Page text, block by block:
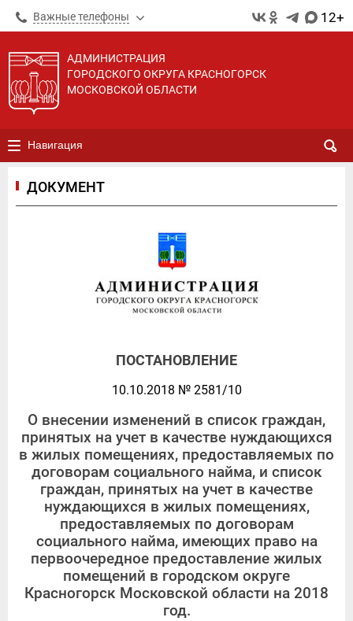
Важные телефоны 12+
АДМИНИСТРАЦИЯ
ГОРОДСКОГО ОКРУГА КРАСНОГОРСК
МОСКОВСКОЙ ОБЛАСТИ
Навигация
ДОКУМЕНТ
ПОСТАНОВЛЕНИЕ
10.10.2018 № 2581/10
О внесении изменений в список граждан,
принятых на учет в качестве нуждающихся
в жилых помещениях, предоставляемых по
договорам социального найма, и список
граждан, принятых на учет в качестве
нуждающихся в жилых помещениях,
предоставляемых по договорам
социального найма, имеющих право на
первоочередное предоставление жилых
помещений в городском округе
Красногорск Московской области на 2018
год.